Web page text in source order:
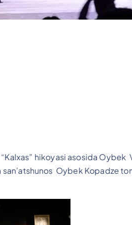
hikoyasi asosida Oybek
san’atshunos Oybek Kopadze